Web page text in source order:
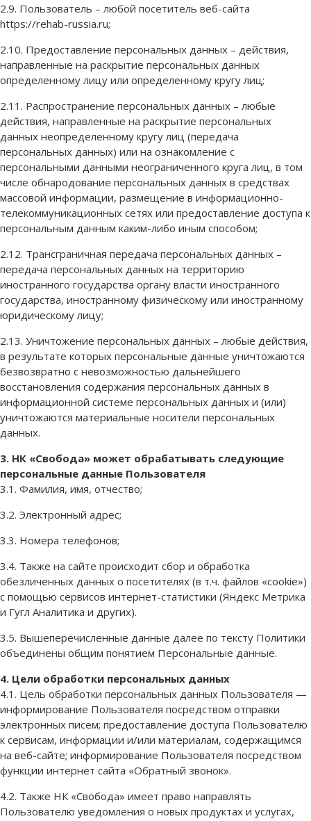
2.9. Пользователь – любой посетитель веб-сайта
https://rehab-russia.ru;
2.10. Предоставление персональных данных – действия,
направленные на раскрытие персональных данных
определенному лицу или определенному кругу лиц;
2.11. Распространение персональных данных – любые
действия, направленные на раскрытие персональных
данных неопределенному кругу лиц (передача
персональных данных) или на ознакомление с
персональными данными неограниченного круга лиц, в том
числе обнародование персональных данных в средствах
массовой информации, размещение в информационно-
телекоммуникационных сетях или предоставление доступа к
персональным данным каким-либо иным способом;
2.12. Трансграничная передача персональных данных –
передача персональных данных на территорию
иностранного государства органу власти иностранного
государства, иностранному физическому или иностранному
юридическому лицу;
2.13. Уничтожение персональных данных – любые действия,
в результате которых персональные данные уничтожаются
безвозвратно с невозможностью дальнейшего
восстановления содержания персональных данных в
информационной системе персональных данных и (или)
уничтожаются материальные носители персональных
данных.
3. НК «Свобода» может обрабатывать следующие
персональные данные Пользователя
3.1. Фамилия, имя, отчество;
3.2. Электронный адрес;
3.3. Номера телефонов;
3.4. Также на сайте происходит сбор и обработка
обезличенных данных о посетителях (в т.ч. файлов «cookie»)
с помощью сервисов интернет-статистики (Яндекс Метрика
и Гугл Аналитика и других).
3.5. Вышеперечисленные данные далее по тексту Политики
объединены общим понятием Персональные данные.
4. Цели обработки персональных данных
4.1. Цель обработки персональных данных Пользователя —
информирование Пользователя посредством отправки
электронных писем; предоставление доступа Пользователю
к сервисам, информации и/или материалам, содержащимся
на веб-сайте; информирование Пользователя посредством
функции интернет сайта «Обратный звонок».
4.2. Также НК «Свобода» имеет право направлять
Пользователю уведомления о новых продуктах и услугах,